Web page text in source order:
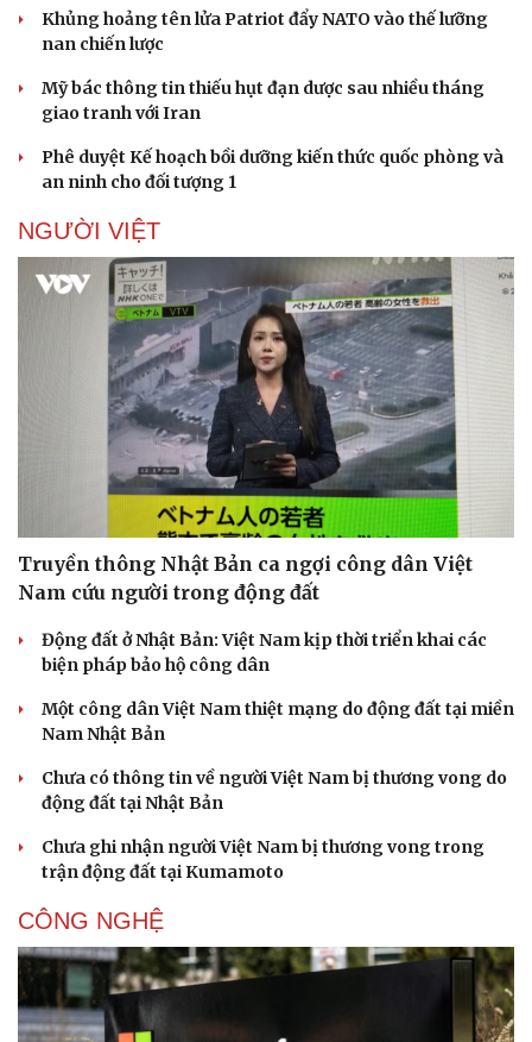
Pháp luật
Vụ án
Tin nóng
Tư vấn luật
Quân sự - Quốc phòng
Việt Nam
Phân tích
Khủng hoảng tên lửa Patriot đẩy NATO vào thế lưỡng
nan chiến lược
Mỹ bác thông tin thiếu hụt đạn dược sau nhiều tháng
giao tranh với Iran
Phê duyệt Kế hoạch bồi dưỡng kiến thức quốc phòng và
an ninh cho đối tượng 1
NGƯỜI VIỆT
Truyền thông Nhật Bản ca ngợi công dân Việt
Nam cứu người trong động đất
Động đất ở Nhật Bản: Việt Nam kịp thời triển khai các
biện pháp bảo hộ công dân
Một công dân Việt Nam thiệt mạng do động đất tại miền
Nam Nhật Bản
Chưa có thông tin về người Việt Nam bị thương vong do
động đất tại Nhật Bản
Chưa ghi nhận người Việt Nam bị thương vong trong
trận động đất tại Kumamoto
CÔNG NGHỆ